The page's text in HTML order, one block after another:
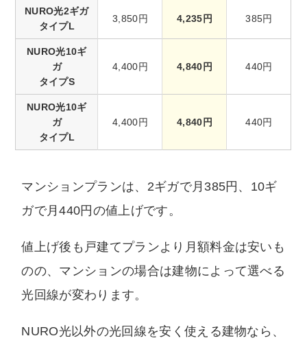
NURO光2ギガ
タイプL
3,850円 4,235円 385円
NURO光10ギ
ガ
タイプS
4,400円 4,840円 440円
NURO光10ギ
ガ
タイプL
4,400円 4,840円 440円
マンションプランは、2ギガで月385円、10ギ
ガで月440円の値上げです。
値上げ後も戸建てプランより月額料金は安いも
のの、マンションの場合は建物によって選べる
光回線が変わります。
NURO光以外の光回線を安く使える建物なら、